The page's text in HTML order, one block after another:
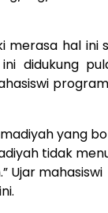
merasa hal ini
didukung
yang
tidak
Ujar mahasiswi